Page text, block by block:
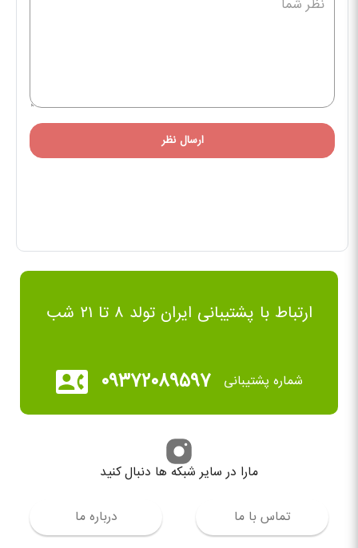
ارسال نظر
ارتباط با پشتیبانی ایران تولد ۸ تا ۲۱ شب
شماره پشتیبانی ۰۹۳۷۲۰۸۹۵۹۷
تماس با ما درباره ما
مارا در سایر شبکه ها دنبال کنید